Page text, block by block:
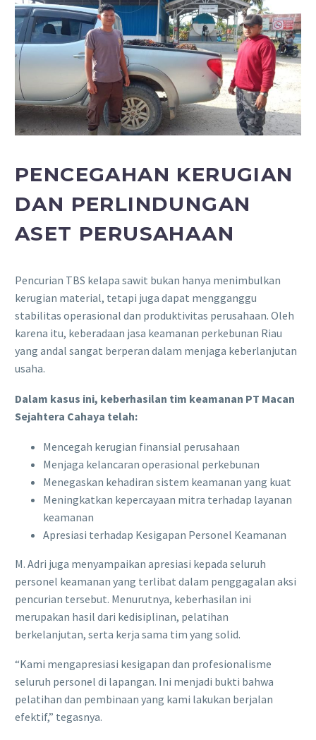
PENCEGAHAN KERUGIAN
DAN PERLINDUNGAN
ASET PERUSAHAAN
Pencurian TBS kelapa sawit bukan hanya menimbulkan
kerugian material, tetapi juga dapat mengganggu
stabilitas operasional dan produktivitas perusahaan. Oleh
karena itu, keberadaan jasa keamanan perkebunan Riau
yang andal sangat berperan dalam menjaga keberlanjutan
usaha.
Dalam kasus ini, keberhasilan tim keamanan PT Macan
Sejahtera Cahaya telah:
Mencegah kerugian finansial perusahaan
Menjaga kelancaran operasional perkebunan
Menegaskan kehadiran sistem keamanan yang kuat
Meningkatkan kepercayaan mitra terhadap layanan
keamanan
Apresiasi terhadap Kesigapan Personel Keamanan
M. Adri juga menyampaikan apresiasi kepada seluruh
personel keamanan yang terlibat dalam penggagalan aksi
pencurian tersebut. Menurutnya, keberhasilan ini
merupakan hasil dari kedisiplinan, pelatihan
berkelanjutan, serta kerja sama tim yang solid.
“Kami mengapresiasi kesigapan dan profesionalisme
seluruh personel di lapangan. Ini menjadi bukti bahwa
pelatihan dan pembinaan yang kami lakukan berjalan
efektif,” tegasnya.